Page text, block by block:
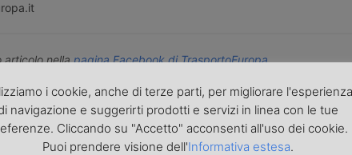
articolo nellapagina Facebook di TrasportoEuropa
sulle ultime novità sul trasporto e la logistica e non
Iscriviti alla nostra Newslettercon l'elenco ed i link di
l'invio. Gratuita e NO SPAM!
i cookie, anche di terze parti, per migliorare l'esperienza
navigazione e suggerirti prodotti e servizi in linea con le tue
Cliccando su "Accetto" acconsenti all'uso dei cookie.
Puoi prendere visione dell'Informativa estesa.